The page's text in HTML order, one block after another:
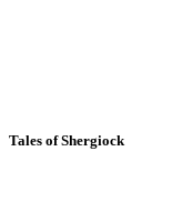
Tales of Shergiock